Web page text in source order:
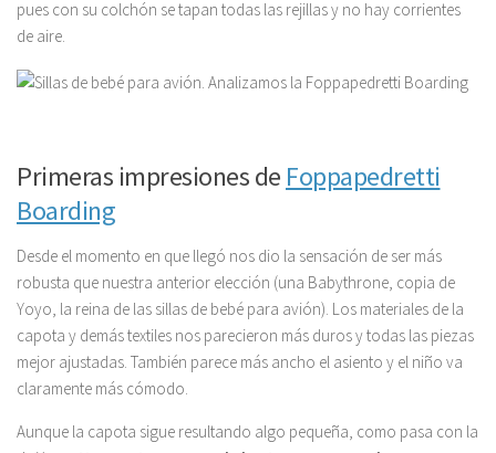
pues con su colchón se tapan todas las rejillas y no hay corrientes
de aire.
Primeras impresiones de Foppapedretti
Boarding
Desde el momento en que llegó nos dio la sensación de ser más
robusta que nuestra anterior elección (una Babythrone, copia de
Yoyo, la reina de las sillas de bebé para avión). Los materiales de la
capota y demás textiles nos parecieron más duros y todas las piezas
mejor ajustadas. También parece más ancho el asiento y el niño va
claramente más cómodo.
Aunque la capota sigue resultando algo pequeña, como pasa con la